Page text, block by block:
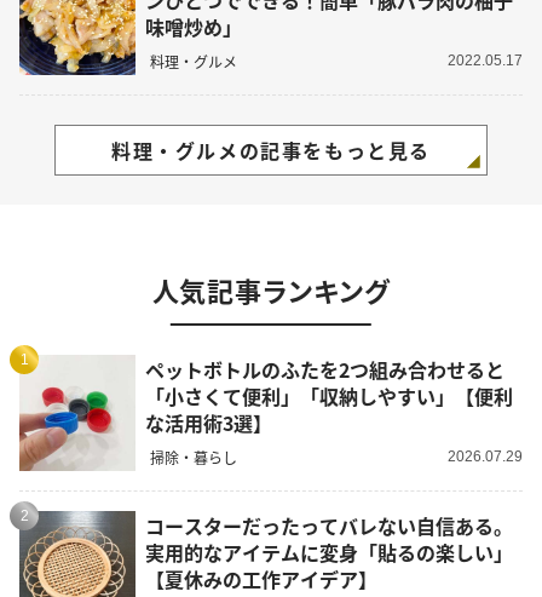
味噌炒め」
料理・グルメ 2022.05.17
料理・グルメの記事をもっと見る
人気記事ランキング
1
ペットボトルのふたを2つ組み合わせると
「小さくて便利」「収納しやすい」【便利
な活用術3選】
掃除・暮らし 2026.07.29
2
コースターだったってバレない自信ある。
実用的なアイテムに変身「貼るの楽しい」
【夏休みの工作アイデア】